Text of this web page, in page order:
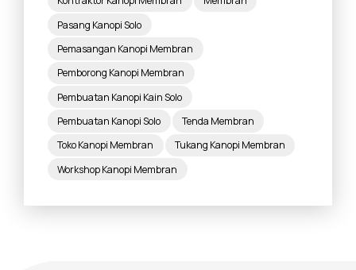
Pasang Kanopi Solo
Pemasangan Kanopi Membran
Pemborong Kanopi Membran
Pembuatan Kanopi Kain Solo
Pembuatan Kanopi Solo
Tenda Membran
Toko Kanopi Membran
Tukang Kanopi Membran
Workshop Kanopi Membran